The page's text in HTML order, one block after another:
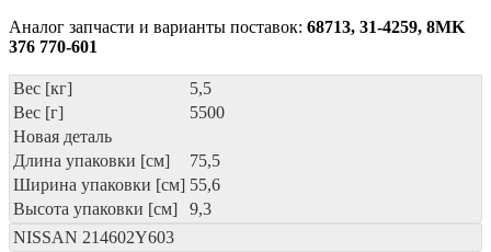
Аналог запчасти и варианты поставок: 68713, 31-4259, 8MK
376 770-601
Вес [кг]
5,5
Вес [г]
5500
Новая деталь
Длина упаковки [см]
75,5
Ширина упаковки [см] 55,6
Высота упаковки [см]
9,3
NISSAN 214602Y603